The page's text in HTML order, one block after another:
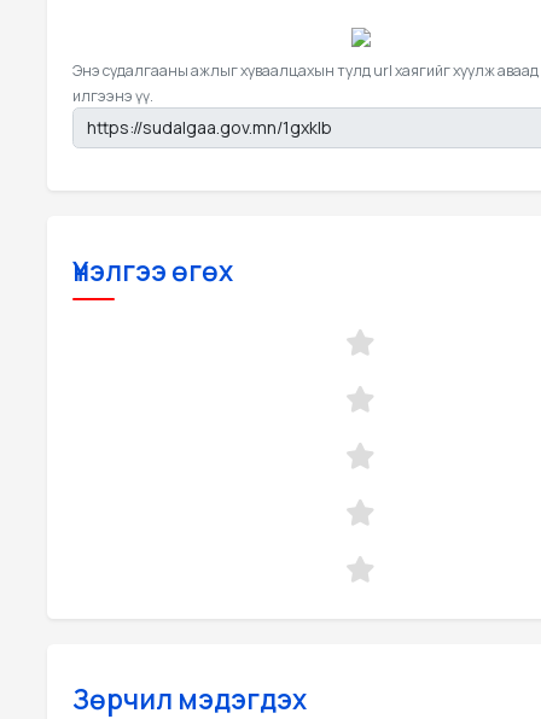
Энэ судалгааны ажлыг хуваалцахын тулд url хаягийг хуулж аваад
илгээнэ үү.
Үнэлгээ өгөх
Зөрчил мэдэгдэх